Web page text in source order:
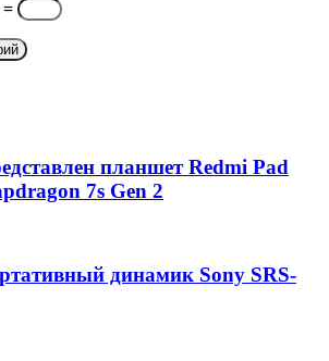
=
планшет Redmi Pad
7s Gen 2
динамик Sony SRS-